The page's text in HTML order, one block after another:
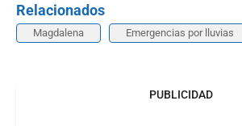
Relacionados
Magdalena Emergencias por lluvias
PUBLICIDAD